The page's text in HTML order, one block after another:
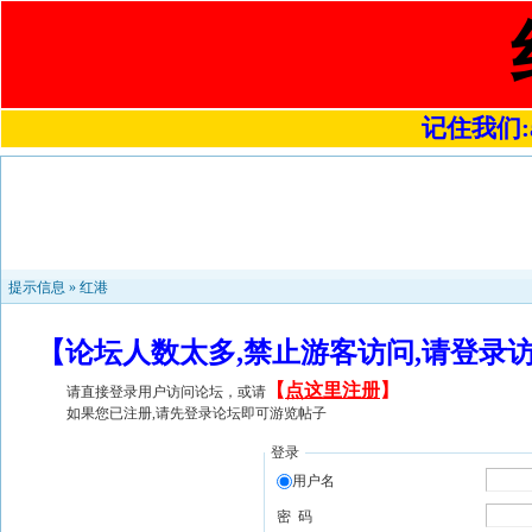
记住我们
提示信息 » 红港
【论坛人数太多,禁止游客访问,请登
请直接登录用户访问论坛，或请 【 点这里注册】
如果您已注册,请先登录论坛即可游览帖子
登录
用户名
密 码